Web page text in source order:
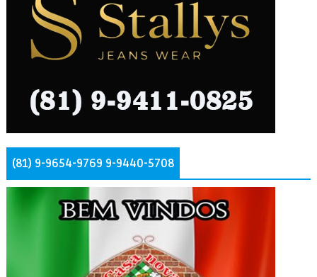
(81) 9-9654-9769 9-9440-5708